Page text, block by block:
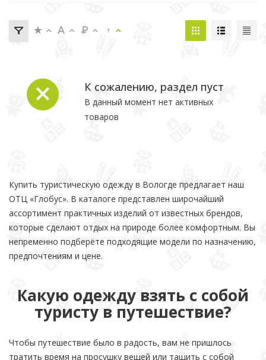
К сожалению, раздел пуст
В данный момент нет активных
товаров
Купить туристическую одежду в Вологде предлагает наш
ОТЦ «Глобус». В каталоге представлен широчайший
ассортимент практичных изделий от известных брендов,
которые сделают отдых на природе более комфортным. Вы
непременно подберёте подходящие модели по назначению,
предпочтениям и цене.
Какую одежду взять с собой
туристу в путешествие?
Чтобы путешествие было в радость, вам не пришлось
тратить время на просушку вещей или тащить с собой